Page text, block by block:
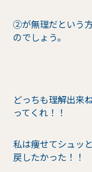
②が無理だという
のでしょう。
どっちも理解出来
ってくれ！！
私は痩せてシュッ
戻したかった！！